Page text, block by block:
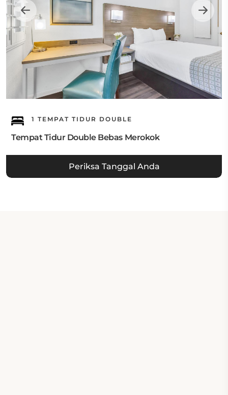
1 TEMPAT TIDUR DOUBLE
Tempat Tidur Double Bebas Merokok
Periksa Tanggal Anda